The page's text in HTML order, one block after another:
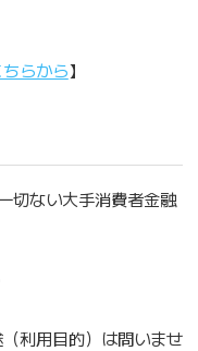
らから】
切ない大手消費者金融
利用目的）は問いませ